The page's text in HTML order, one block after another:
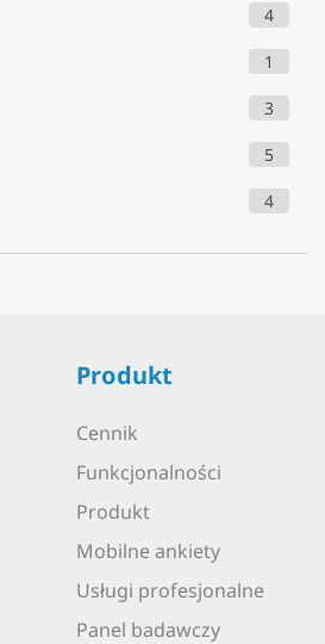
4
1
3
5
4
Produkt
Cennik
Funkcjonalności
Produkt
Mobilne ankiety
Usługi profesjonalne
Panel badawczy